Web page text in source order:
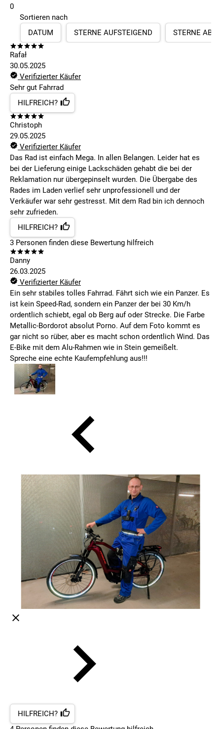
0
Sortieren nach
DATUM
STERNE AUFSTEIGEND STERNE
Rafał
30.05.2025
Verifizierter Käufer
Sehr gut Fahrrad
HILFREICH?
Christoph
29.05.2025
Verifizierter Käufer
Das Rad ist einfach Mega. In allen Belangen. Leider hat es
bei der Lieferung einige Lackschäden gehabt die bei der
Reklamation nur übergepinselt wurden. Die Übergabe des
Rades im Laden verlief sehr unprofessionell und der
Verkäufer war sehr gestresst. Mit dem Rad bin ich dennoch
sehr zufrieden.
HILFREICH?
3 Personen finden diese Bewertung hilfreich
Danny
26.03.2025
Verifizierter Käufer
Ein sehr stabiles tolles Fahrrad. Fährt sich wie ein Panzer. Es
ist kein Speed-Rad, sondern ein Panzer der bei 30 Km/h
ordentlich schiebt, egal ob Berg auf oder Strecke. Die Farbe
Metallic-Bordorot absolut Porno. Auf dem Foto kommt es
gar nicht so rüber, aber es macht schon ordentlich Wind. Das
E-Bike mit dem Alu-Rahmen wie in Stein gemeißelt.
Spreche eine echte Kaufempfehlung aus!!!
HILFREICH?